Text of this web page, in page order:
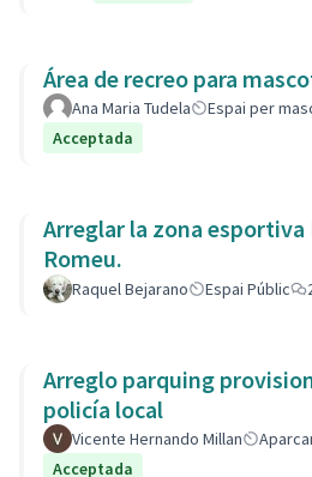
Área de recreo para
Ana Maria Tudela Espai per
Acceptada
Arreglar la zona esportiva
Romeu.
Raquel Bejarano Espai Públic
Arreglo parquing
policía local
Vicente Hernando Millan
Acceptada